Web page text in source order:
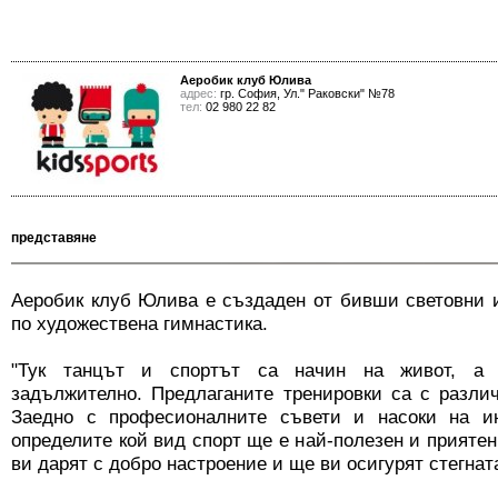
Аеробик клуб Юлива
адрес: гр. София, Ул." Раковски" №78
тел: 02 980 22 82
представяне
Аеробик клуб Юлива е създаден от бивши световни
по художествена гимнастика.
"Тук танцът и спортът са начин на живот, а
задължително. Предлаганите тренировки са с
Заедно с професионалните съвети и насоки на
определите кой вид спорт ще е най-полезен и
ви дарят с добро настроение и ще ви осигурят